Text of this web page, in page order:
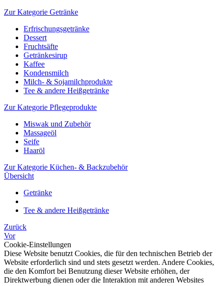
Zur Kategorie Getränke
Erfrischungsgetränke
Dessert
Fruchtsäfte
Getränkesirup
Kaffee
Kondensmilch
Milch- & Sojamilchprodukte
Tee & andere Heißgetränke
Zur Kategorie Pflegeprodukte
Miswak und Zubehör
Massageöl
Seife
Haaröl
Zur Kategorie Küchen- & Backzubehör
Übersicht
Getränke
Tee & andere Heißgetränke
Zurück
Vor
Cookie-Einstellungen
Diese Website benutzt Cookies, die für den technischen Betrieb der
Website erforderlich sind und stets gesetzt werden. Andere Cookies,
die den Komfort bei Benutzung dieser Website erhöhen, der
Direktwerbung dienen oder die Interaktion mit anderen Websites